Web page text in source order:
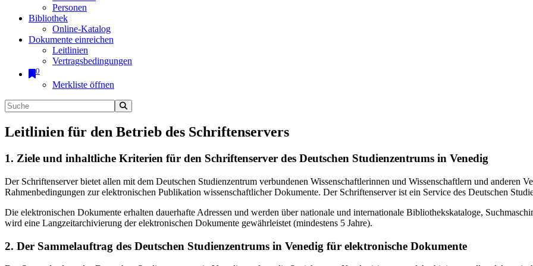
Personen
Bibliothek
Online-Katalog
Dokumente einreichen
Leitlinien
Vertragsbedingungen
0
Merkliste öffnen
Leitlinien für den Betrieb des Schriftenservers
1. Ziele und inhaltliche Kriterien für den Schriftenserver des Deutschen Studienzentrums in Venedig
Der Schriftenserver bietet allen mit dem Deutschen Studienzentrum verbundenen Wissenschaftlerinnen und Wissenschaftlern und anderen
Rahmenbedingungen zur elektronischen Publikation wissenschaftlicher Dokumente. Der Schriftenserver ist ein Service des Deutschen
Die elektronischen Dokumente erhalten dauerhafte Adressen und werden über nationale und internationale Bibliothekskataloge,
wird eine Langzeitarchivierung der elektronischen Dokumente gewährleistet (mindestens 5 Jahre).
2. Der Sammelauftrag des Deutschen Studienzentrums in Venedig für elektronische Dokumente